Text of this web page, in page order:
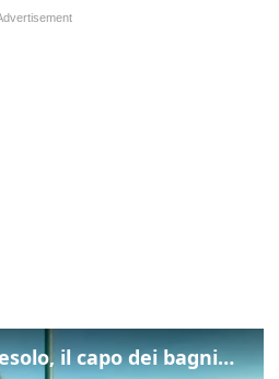
Tuffi dai pontili a Jesolo, il capo dei bagnini: "L'impegno di tutti per evitare altre tragedie"